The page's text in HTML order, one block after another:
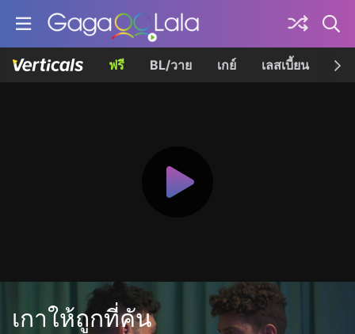
ฟรี BL/วาย เกย์ เลสเบี้ยน เค
เกาให้ถูกที่คัน